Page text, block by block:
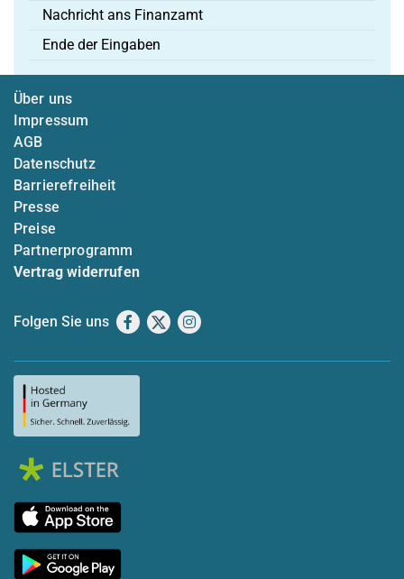
Nachricht ans Finanzamt
Ende der Eingaben
Über uns
Impressum
AGB
Datenschutz
Barrierefreiheit
Presse
Preise
Partnerprogramm
Vertrag widerrufen
Folgen Sie uns Facebook
X Instagram